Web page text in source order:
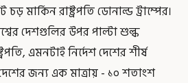
মার্কিন রাষ্ট্রপতি ডোনাল্ড ট্রাম্পের।
দেশগুলির উপর পাল্টা শুল্ক
এমনটাই নির্দেশ দেশের শীর্ষ
জন্য এক মাত্রায় - ১০ শতাংশ